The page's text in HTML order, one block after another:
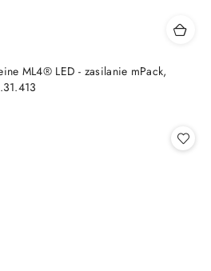
ML4® LED - zasilanie mPack,